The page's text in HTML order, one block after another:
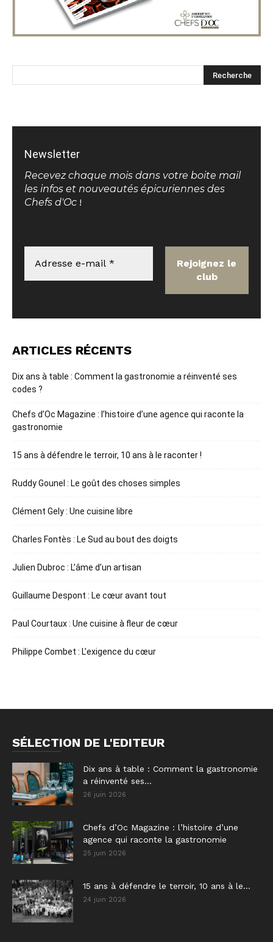
Newsletter
Recevez chaque mois dans votre boite mail
les infos et nouveautés épicuriennes des
Chefs d'Oc !
ARTICLES RÉCENTS
Dix ans à table : Comment la gastronomie a réinventé ses
codes ?
Chefs d’Oc Magazine : l’histoire d’une agence qui raconte la
gastronomie
15 ans à défendre le terroir, 10 ans à le raconter !
Ruddy Gounel : Le goût des choses simples
Clément Gely : Une cuisine libre
Charles Fontès : Le Sud au bout des doigts
Julien Dubroc : L’âme d’un artisan
Guillaume Despont : Le cœur avant tout
Paul Courtaux : Une cuisine à fleur de cœur
Philippe Combet : L’exigence du cœur
SÉLECTION DE L'EDITEUR
Dix ans à table : Comment la gastronomie
a réinventé ses...
26 juin 2026
Chefs d’Oc Magazine : l’histoire d’une
agence qui raconte la gastronomie
25 juin 2026
15 ans à défendre le terroir, 10 ans à le...
24 juin 2026